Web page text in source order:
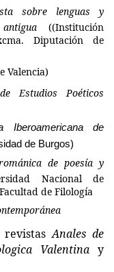
sobre lenguas y
((Institución
Diputación de
Valencia)
Estudios Poéticos
Iberoamericana de
de Burgos)
de poesía y
Nacional de
Facultad de Filología
revistasAnales de
Valentinay